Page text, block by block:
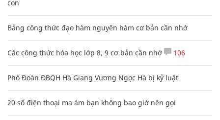
con
Bảng công thức đạo hàm nguyên hàm cơ bản cần nhớ
Các công thức hóa học lớp 8, 9 cơ bản cần nhớ 106
Phó Đoàn ĐBQH Hà Giang Vương Ngọc Hà bị kỷ luật
20 số điện thoại ma ám bạn không bao giờ nên gọi